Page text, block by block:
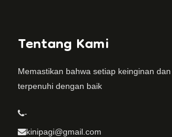
Tentang Kami
Memastikan bahwa setiap keinginan
terpenuhi dengan baik
-
kinipagi@gmail.com